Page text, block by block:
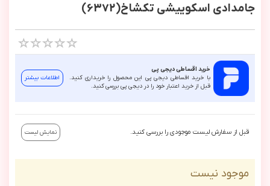
جامدادی اسکوییشی تکشاخ(6372)
خرید اقساطی دیجی پی
با خرید اقساطی دیجی پی این محصول را خریداری کنید.
قبل از خرید اعتبار خود را در دیجی پی بررسی کنید.
اطلاعات بیشتر
قبل از سفارش لیست موجودی را بررسی کنید. نمایش لیست
موجود نیست